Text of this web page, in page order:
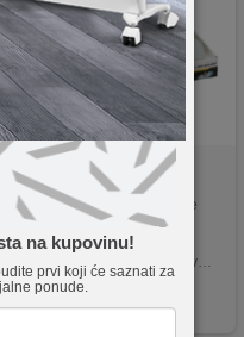
na kupovinu!
prvi koji će saznati za
ponude.
Kinzo 93947
LED svjetiljka za kampiranje
Napajanje 3 x AAA baterije
Materijal izrade - plastika
Dostupna u crno / plavoj, crvenoj, zelenoj i žutoj boji
Dimenzije 82 x 82 x 60mm.
9,40KM